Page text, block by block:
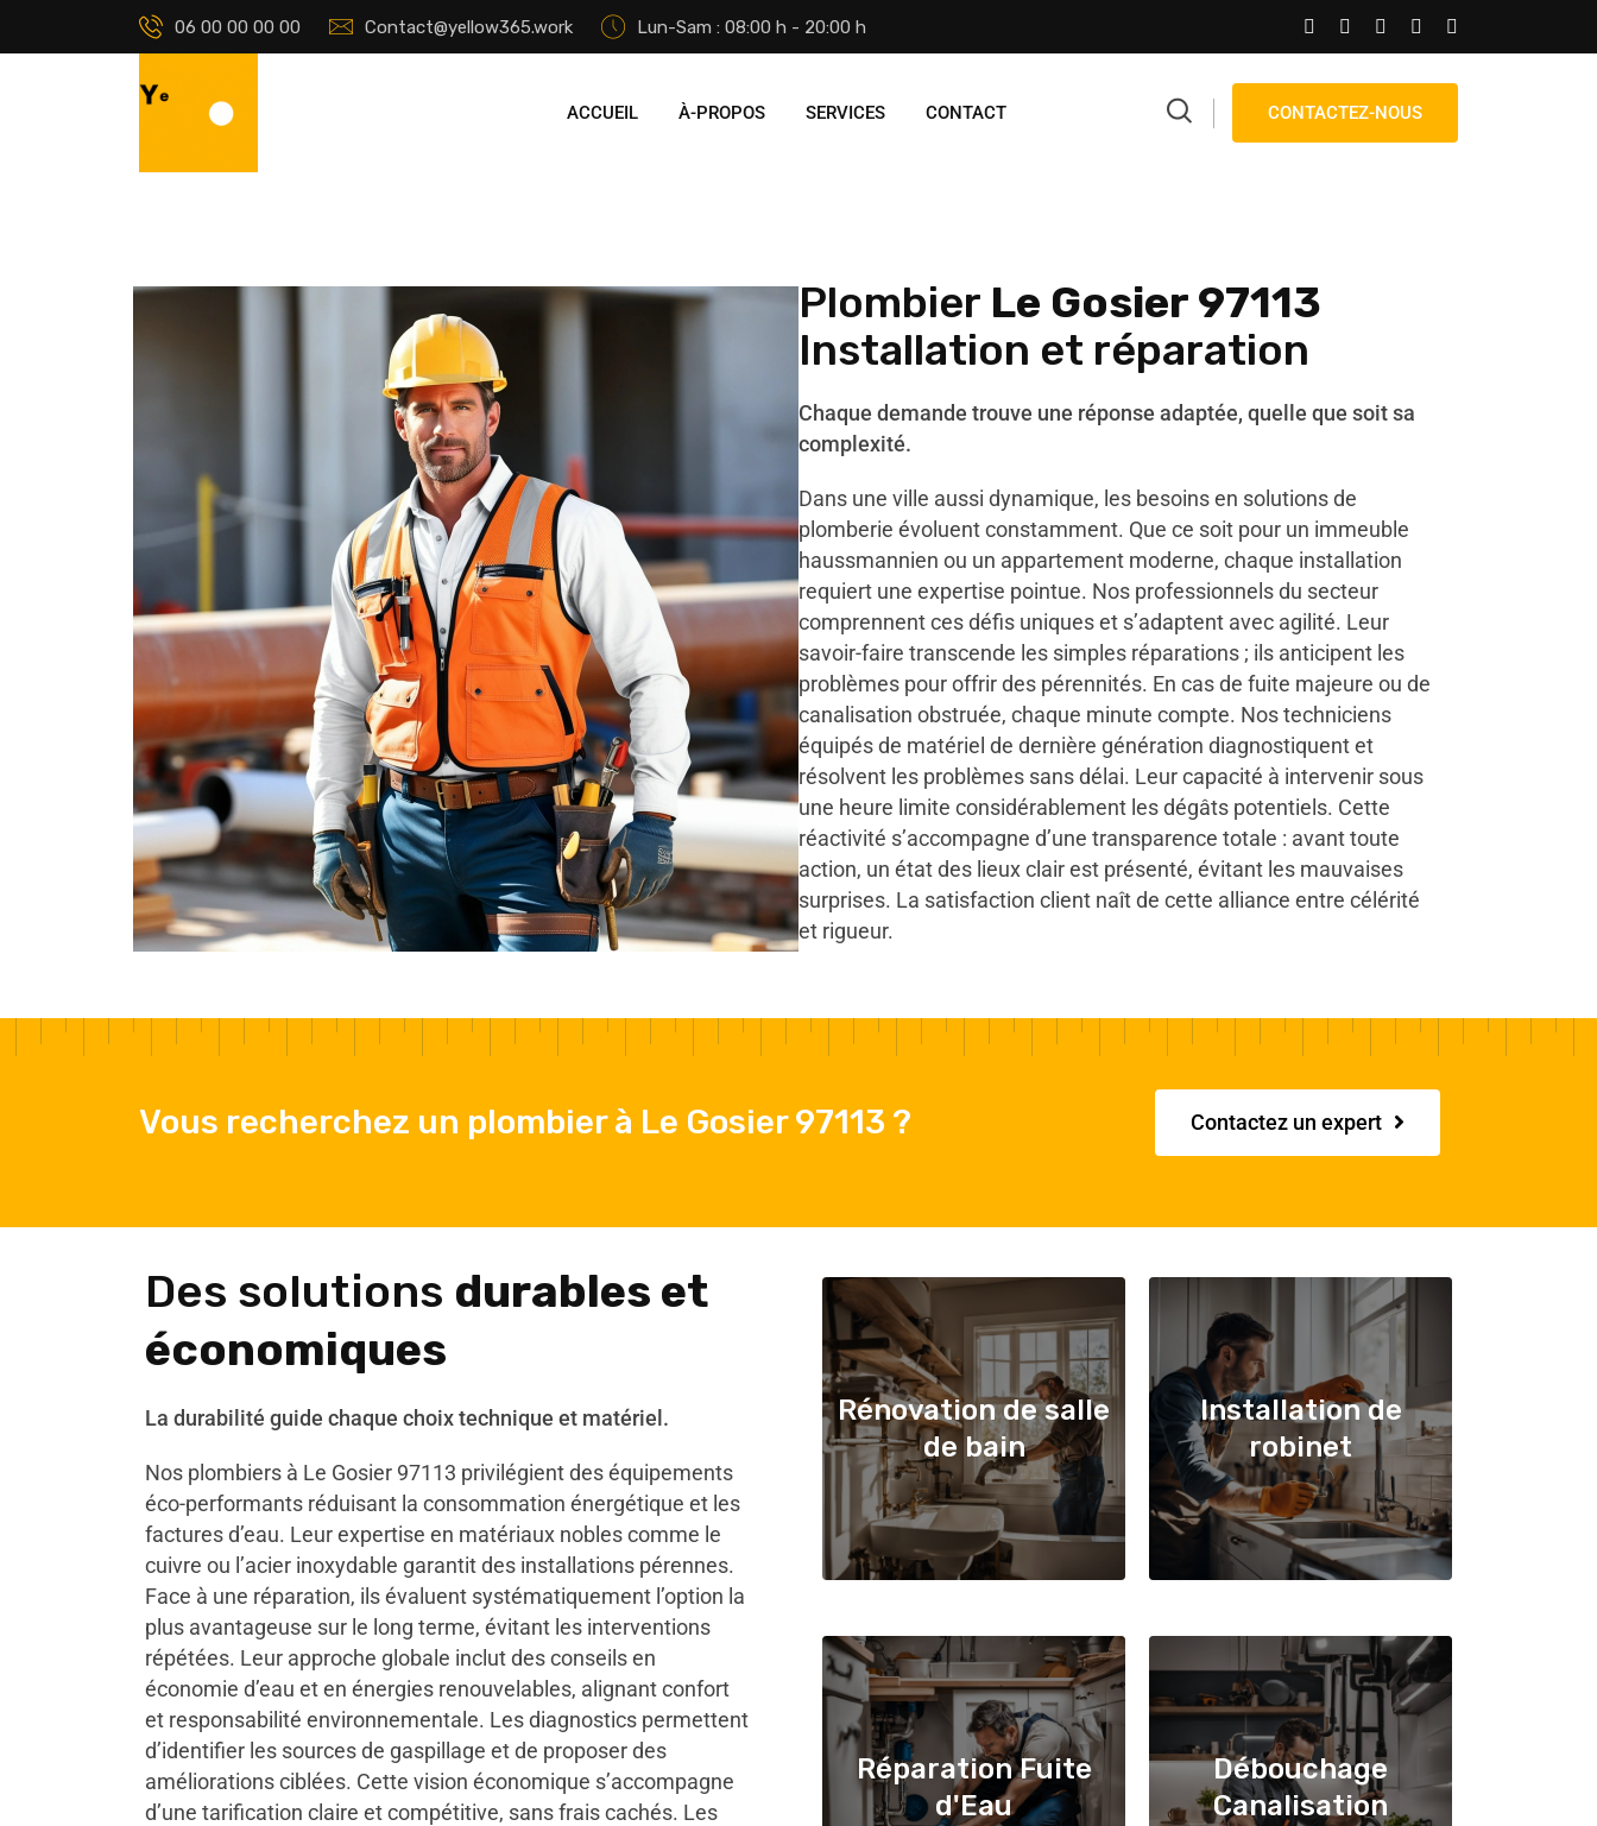
06 00 00 00 00 Contact@yellow365.work Lun-Sam : 08:00 h - 20:00 h
ACCUEIL À-PROPOS SERVICES CONTACT CONTACTEZ-NOUS
Plombier Le Gosier 97113
Installation et réparation
Chaque demande trouve une réponse adaptée, quelle que soit sa
complexité.
Dans une ville aussi dynamique, les besoins en solutions de
plomberie évoluent constamment. Que ce soit pour un immeuble
haussmannien ou un appartement moderne, chaque installation
requiert une expertise pointue. Nos professionnels du secteur
comprennent ces défis uniques et s’adaptent avec agilité. Leur
savoir-faire transcende les simples réparations ; ils anticipent les
problèmes pour offrir des pérennités. En cas de fuite majeure ou de
canalisation obstruée, chaque minute compte. Nos techniciens
équipés de matériel de dernière génération diagnostiquent et
résolvent les problèmes sans délai. Leur capacité à intervenir sous
une heure limite considérablement les dégâts potentiels. Cette
réactivité s’accompagne d’une transparence totale : avant toute
action, un état des lieux clair est présenté, évitant les mauvaises
surprises. La satisfaction client naît de cette alliance entre célérité
et rigueur.
Vous recherchez un plombier à Le Gosier 97113 ? Contactez un expert
Des solutions durables et
économiques
La durabilité guide chaque choix technique et matériel.
Nos plombiers à Le Gosier 97113 privilégient des équipements
éco-performants réduisant la consommation énergétique et les
factures d’eau. Leur expertise en matériaux nobles comme le
cuivre ou l’acier inoxydable garantit des installations pérennes.
Face à une réparation, ils évaluent systématiquement l’option la
plus avantageuse sur le long terme, évitant les interventions
répétées. Leur approche globale inclut des conseils en
économie d’eau et en énergies renouvelables, alignant confort
et responsabilité environnementale. Les diagnostics permettent
d’identifier les sources de gaspillage et de proposer des
améliorations ciblées. Cette vision économique s’accompagne
d’une tarification claire et compétitive, sans frais cachés. Les
Rénovation de salle
de bain
Installation de
robinet
Réparation Fuite
d'Eau
Débouchage
Canalisation